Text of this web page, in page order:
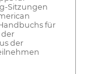
Sitzungen
für
der